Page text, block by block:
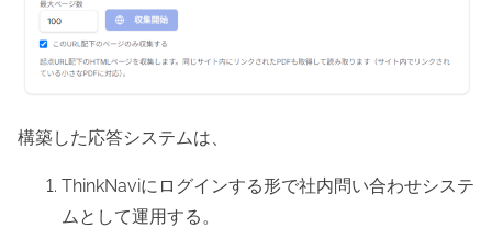
構築した応答システムは、
ThinkNaviにログインする形で社内問い合わせシステ
ムとして運用する。